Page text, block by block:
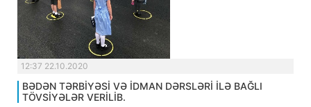
12:37 22.10.2020
BƏDƏN TƏRBİYƏSİ VƏ İDMAN DƏRSLƏRİ İLƏ BAĞLI
TÖVSİYƏLƏR VERİLİB.